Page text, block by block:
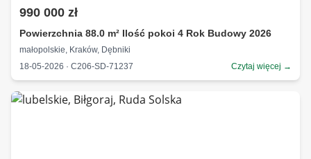
990 000 zł
Powierzchnia 88.0 m² Ilość pokoi 4 Rok Budowy 2026
małopolskie, Kraków, Dębniki
18-05-2026 · C206-SD-71237
Czytaj więcej →